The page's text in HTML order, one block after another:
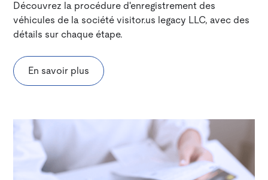
Découvrez la procédure d'enregistrement des
véhicules de la société visitor.us legacy LLC, avec des
détails sur chaque étape.
En savoir plus